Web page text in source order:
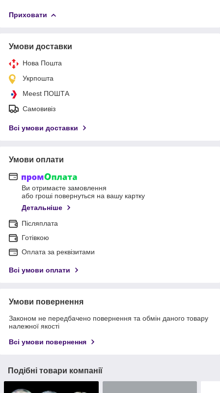
Приховати
Умови доставки
Нова Пошта
Укрпошта
Meest ПОШТА
Самовивіз
Всі умови доставки
Умови оплати
Ви отримаєте замовлення
або гроші повернуться на вашу картку
Детальніше
Післяплата
Готівкою
Оплата за реквізитами
Всі умови оплати
Умови повернення
Законом не передбачено повернення та обмін даного товару
належної якості
Всі умови повернення
Подібні товари компанії